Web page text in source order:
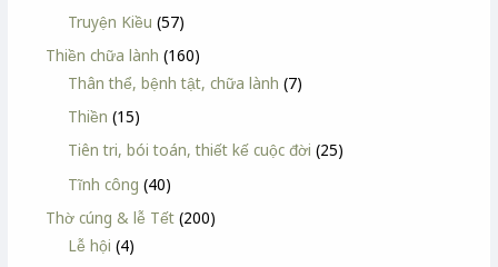
Truyện Kiều (57)
Thiền chữa lành (160)
Thân thể, bệnh tật, chữa lành (7)
Thiền (15)
Tiên tri, bói toán, thiết kế cuộc đời (25)
Tĩnh công (40)
Thờ cúng & lễ Tết (200)
Lễ hội (4)